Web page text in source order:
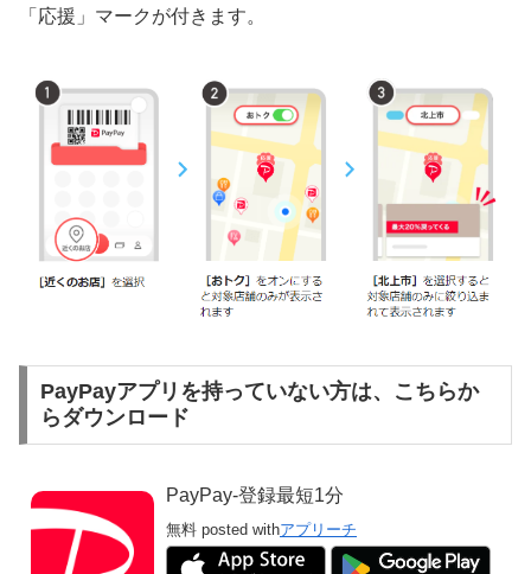
「応援」マークが付きます。
PayPayアプリを持っていない方は、こちらか
らダウンロード
PayPay-登録最短1分
無料 posted withアプリーチ